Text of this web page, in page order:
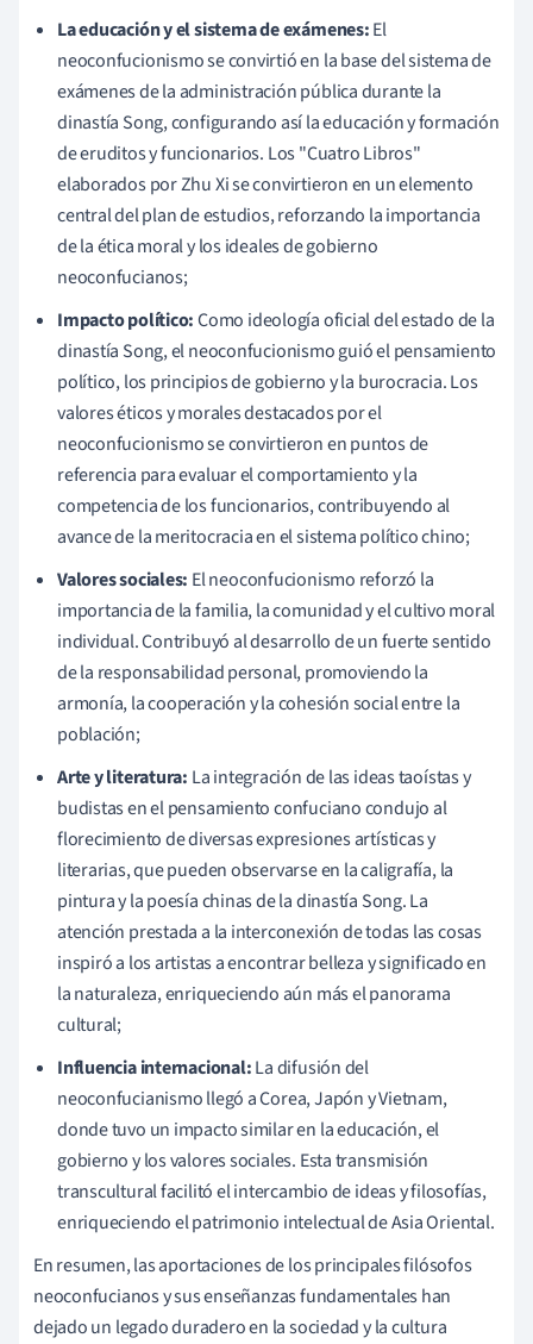
La educación y el sistema de exámenes:El
neoconfucionismo se convirtió en la base del sistema de
exámenes de la administración pública durante la
dinastía Song, configurando así la educación y formación
de eruditos y funcionarios. Los "Cuatro Libros"
elaborados por Zhu Xi se convirtieron en un elemento
central del plan de estudios, reforzando la importancia
de la ética moral y los ideales de gobierno
neoconfucianos;
Impacto político:Como ideología oficial del estado de la
dinastía Song, el neoconfucionismo guió el pensamiento
político, los principios de gobierno y la burocracia. Los
valores éticos y morales destacados por el
neoconfucionismo se convirtieron en puntos de
referencia para evaluar el comportamiento y la
competencia de los funcionarios, contribuyendo al
avance de la meritocracia en el sistema político chino;
Valores sociales: El neoconfucionismo reforzó la
importancia de la familia, la comunidad y el cultivo moral
individual. Contribuyó al desarrollo de un fuerte sentido
de la responsabilidad personal, promoviendo la
armonía, la cooperación y la cohesión social entre la
población;
Arte y literatura: La integración de las ideas taoístas y
budistas en el pensamiento confuciano condujo al
florecimiento de diversas expresiones artísticas y
literarias, que pueden observarse en la caligrafía, la
pintura y la poesía chinas de la dinastía Song. La
atención prestada a la interconexión de todas las cosas
inspiró a los artistas a encontrar belleza y significado en
la naturaleza, enriqueciendo aún más el panorama
cultural;
Influencia internacional:La difusión del
neoconfucianismo llegó a Corea, Japón y Vietnam,
donde tuvo un impacto similar en la educación, el
gobierno y los valores sociales. Esta transmisión
transcultural facilitó el intercambio de ideas y filosofías,
enriqueciendo el patrimonio intelectual de Asia Oriental.
En resumen, las aportaciones de los principales filósofos
neoconfucianos y sus enseñanzas fundamentales han
dejado un legado duradero en la sociedad y la cultura